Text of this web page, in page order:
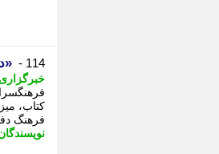
114 -
کتاب،
فرهنگ